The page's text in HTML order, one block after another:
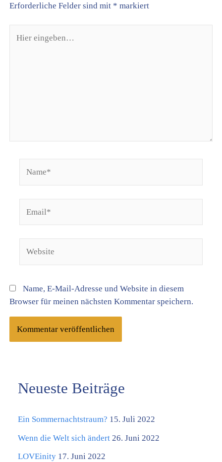
Erforderliche Felder sind mit * markiert
eingeben…
Name, E-Mail-Adresse und Website in diesem
Browser für meinen nächsten Kommentar speichern.
Neueste Beiträge
Ein Sommernachtstraum? 15. Juli 2022
Wenn die Welt sich ändert 26. Juni 2022
LOVEinity 17. Juni 2022
K
t
e
g